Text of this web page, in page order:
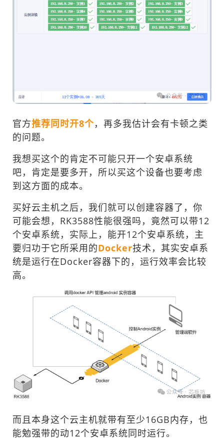
官方推荐同时开8个，再多我估计会有卡顿之类
的问题。
我想买这个的肯定不可能只开一个安卓系统
吧，肯定是要多开，所以买这个设备也要考虑
到这方面的成本。
买好云主机之后，我们就可以创建容器了，你
可能会想，RK3588性能很强吗，竟然可以带12
个安卓系统，实际上，能开12个安卓系统，主
要归功于它所采用的Docker技术，其实安卓系
统是运行在Docker容器下的，运行效率会比较
高。
而且本身这个云主机就带有至少16GB内存，也
能勉强带的动12个安卓系统同时运行。